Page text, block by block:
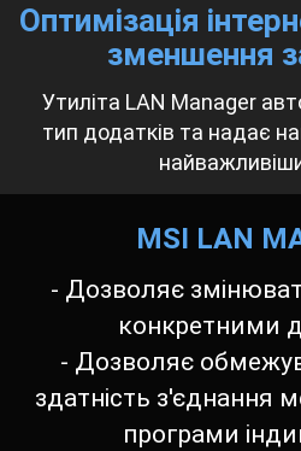
Оптимізація
зменшення
Утиліта LAN Manager
тип додатків та надає
MSI LAN
- Дозволяє
конкретними
- Дозволяє
здатність з'єднання
програми